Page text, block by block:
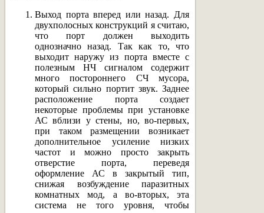
Выход порта вперед или назад. Для
двухполосных конструкций я считаю,
что порт должен выходить
однозначно назад. Так как то, что
выходит наружу из порта вместе с
полезным НЧ сигналом содержит
много постороннего СЧ мусора,
который сильно портит звук. Заднее
расположение порта создает
некоторые проблемы при установке
АС вблизи у стены, но, во-первых,
при таком размещении возникает
дополнительное усиление низких
частот и можно просто закрыть
отверстие порта, переведя
оформление АС в закрытый тип,
снижая возбуждение паразитных
комнатных мод, а во-вторых, эта
система не того уровня, чтобы